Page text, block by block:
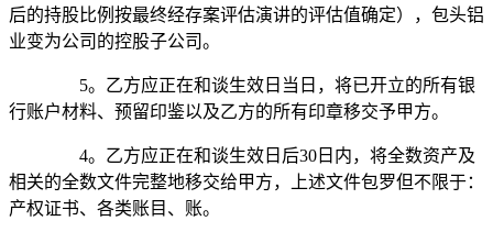
后的持股比例按最终经存案评估演讲的评估值确定），包头铝
业变为公司的控股子公司。
5。乙方应正在和谈生效日当日，将已开立的所有银
行账户材料、预留印鉴以及乙方的所有印章移交予甲方。
4。乙方应正在和谈生效日后30日内，将全数资产及
相关的全数文件完整地移交给甲方，上述文件包罗但不限于：
产权证书、各类账目、账。